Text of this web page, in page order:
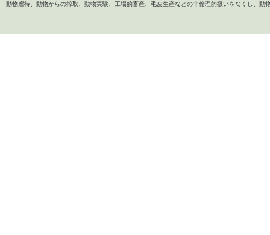
動物虐待、動物からの搾取、動物実験、工場的畜産、毛皮生産などの非倫理的扱いをなくし、